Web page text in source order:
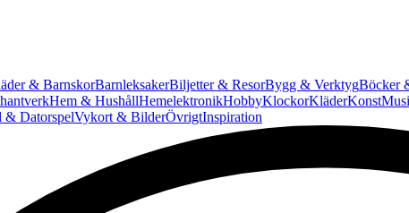
& BarnskorBarnleksakerBiljetter & ResorBygg & VerktygBöcker
Hem & HushållHemelektronikHobbyKlockorKläderKonst
& DatorspelVykort & BilderÖvrigtInspiration